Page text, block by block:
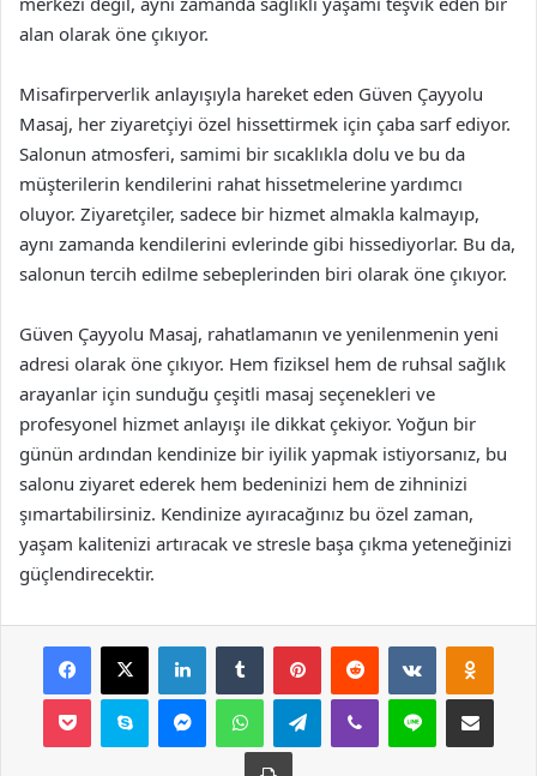
alan olarak öne çıkıyor.
Misafirperverlik anlayışıyla hareket eden Güven Çayyolu
Masaj, her ziyaretçiyi özel hissettirmek için çaba sarf ediyor.
Salonun atmosferi, samimi bir sıcaklıkla dolu ve bu da
müşterilerin kendilerini rahat hissetmelerine yardımcı
oluyor. Ziyaretçiler, sadece bir hizmet almakla kalmayıp,
aynı zamanda kendilerini evlerinde gibi hissediyorlar. Bu da,
salonun tercih edilme sebeplerinden biri olarak öne çıkıyor.
Güven Çayyolu Masaj, rahatlamanın ve yenilenmenin yeni
adresi olarak öne çıkıyor. Hem fiziksel hem de ruhsal sağlık
arayanlar için sunduğu çeşitli masaj seçenekleri ve
profesyonel hizmet anlayışı ile dikkat çekiyor. Yoğun bir
günün ardından kendinize bir iyilik yapmak istiyorsanız, bu
salonu ziyaret ederek hem bedeninizi hem de zihninizi
şımartabilirsiniz. Kendinize ayıracağınız bu özel zaman,
yaşam kalitenizi artıracak ve stresle başa çıkma yeteneğinizi
güçlendirecektir.
Facebook
X LinkedInTumblr PinterestReddit VKontakte
Pocket Skype MessengerWhatsAppTelegramViber Line E-Posta ile
Yazdır